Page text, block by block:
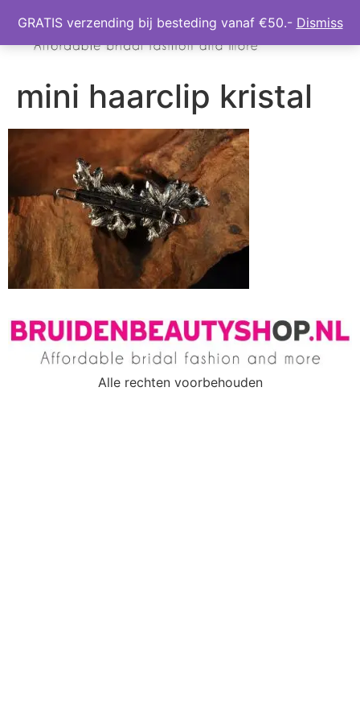
mini haarclip kristal
Alle rechten voorbehouden
GRATIS verzending bij besteding vanaf €50.- Dismiss